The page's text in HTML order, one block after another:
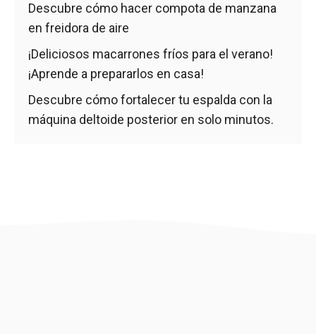
Descubre cómo hacer compota de manzana
en freidora de aire
¡Deliciosos macarrones fríos para el verano!
¡Aprende a prepararlos en casa!
Descubre cómo fortalecer tu espalda con la
máquina deltoide posterior en solo minutos.